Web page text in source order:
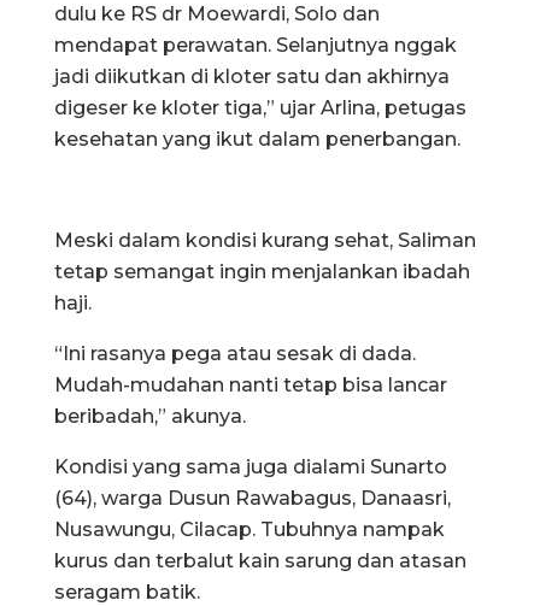
dulu ke RS dr Moewardi, Solo dan
mendapat perawatan. Selanjutnya nggak
jadi diikutkan di kloter satu dan akhirnya
digeser ke kloter tiga,” ujar Arlina, petugas
kesehatan yang ikut dalam penerbangan.
Meski dalam kondisi kurang sehat, Saliman
tetap semangat ingin menjalankan ibadah
haji.
“Ini rasanya pega atau sesak di dada.
Mudah-mudahan nanti tetap bisa lancar
beribadah,” akunya.
Kondisi yang sama juga dialami Sunarto
(64), warga Dusun Rawabagus, Danaasri,
Nusawungu, Cilacap. Tubuhnya nampak
kurus dan terbalut kain sarung dan atasan
seragam batik.